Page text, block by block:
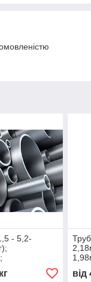
- 5,2-
2,82-
від